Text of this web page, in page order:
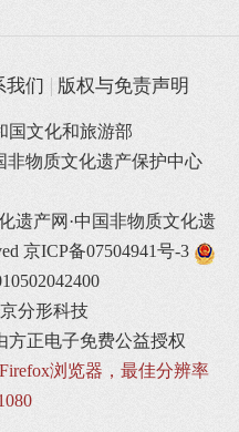
我们 版权与免责声明
国文化和旅游部
非物质文化遗产保护中心
遗产网·中国非物质文化遗
京ICP备07504941号-3
分形科技
方正电子免费公益授权
浏览器，最佳分辨率